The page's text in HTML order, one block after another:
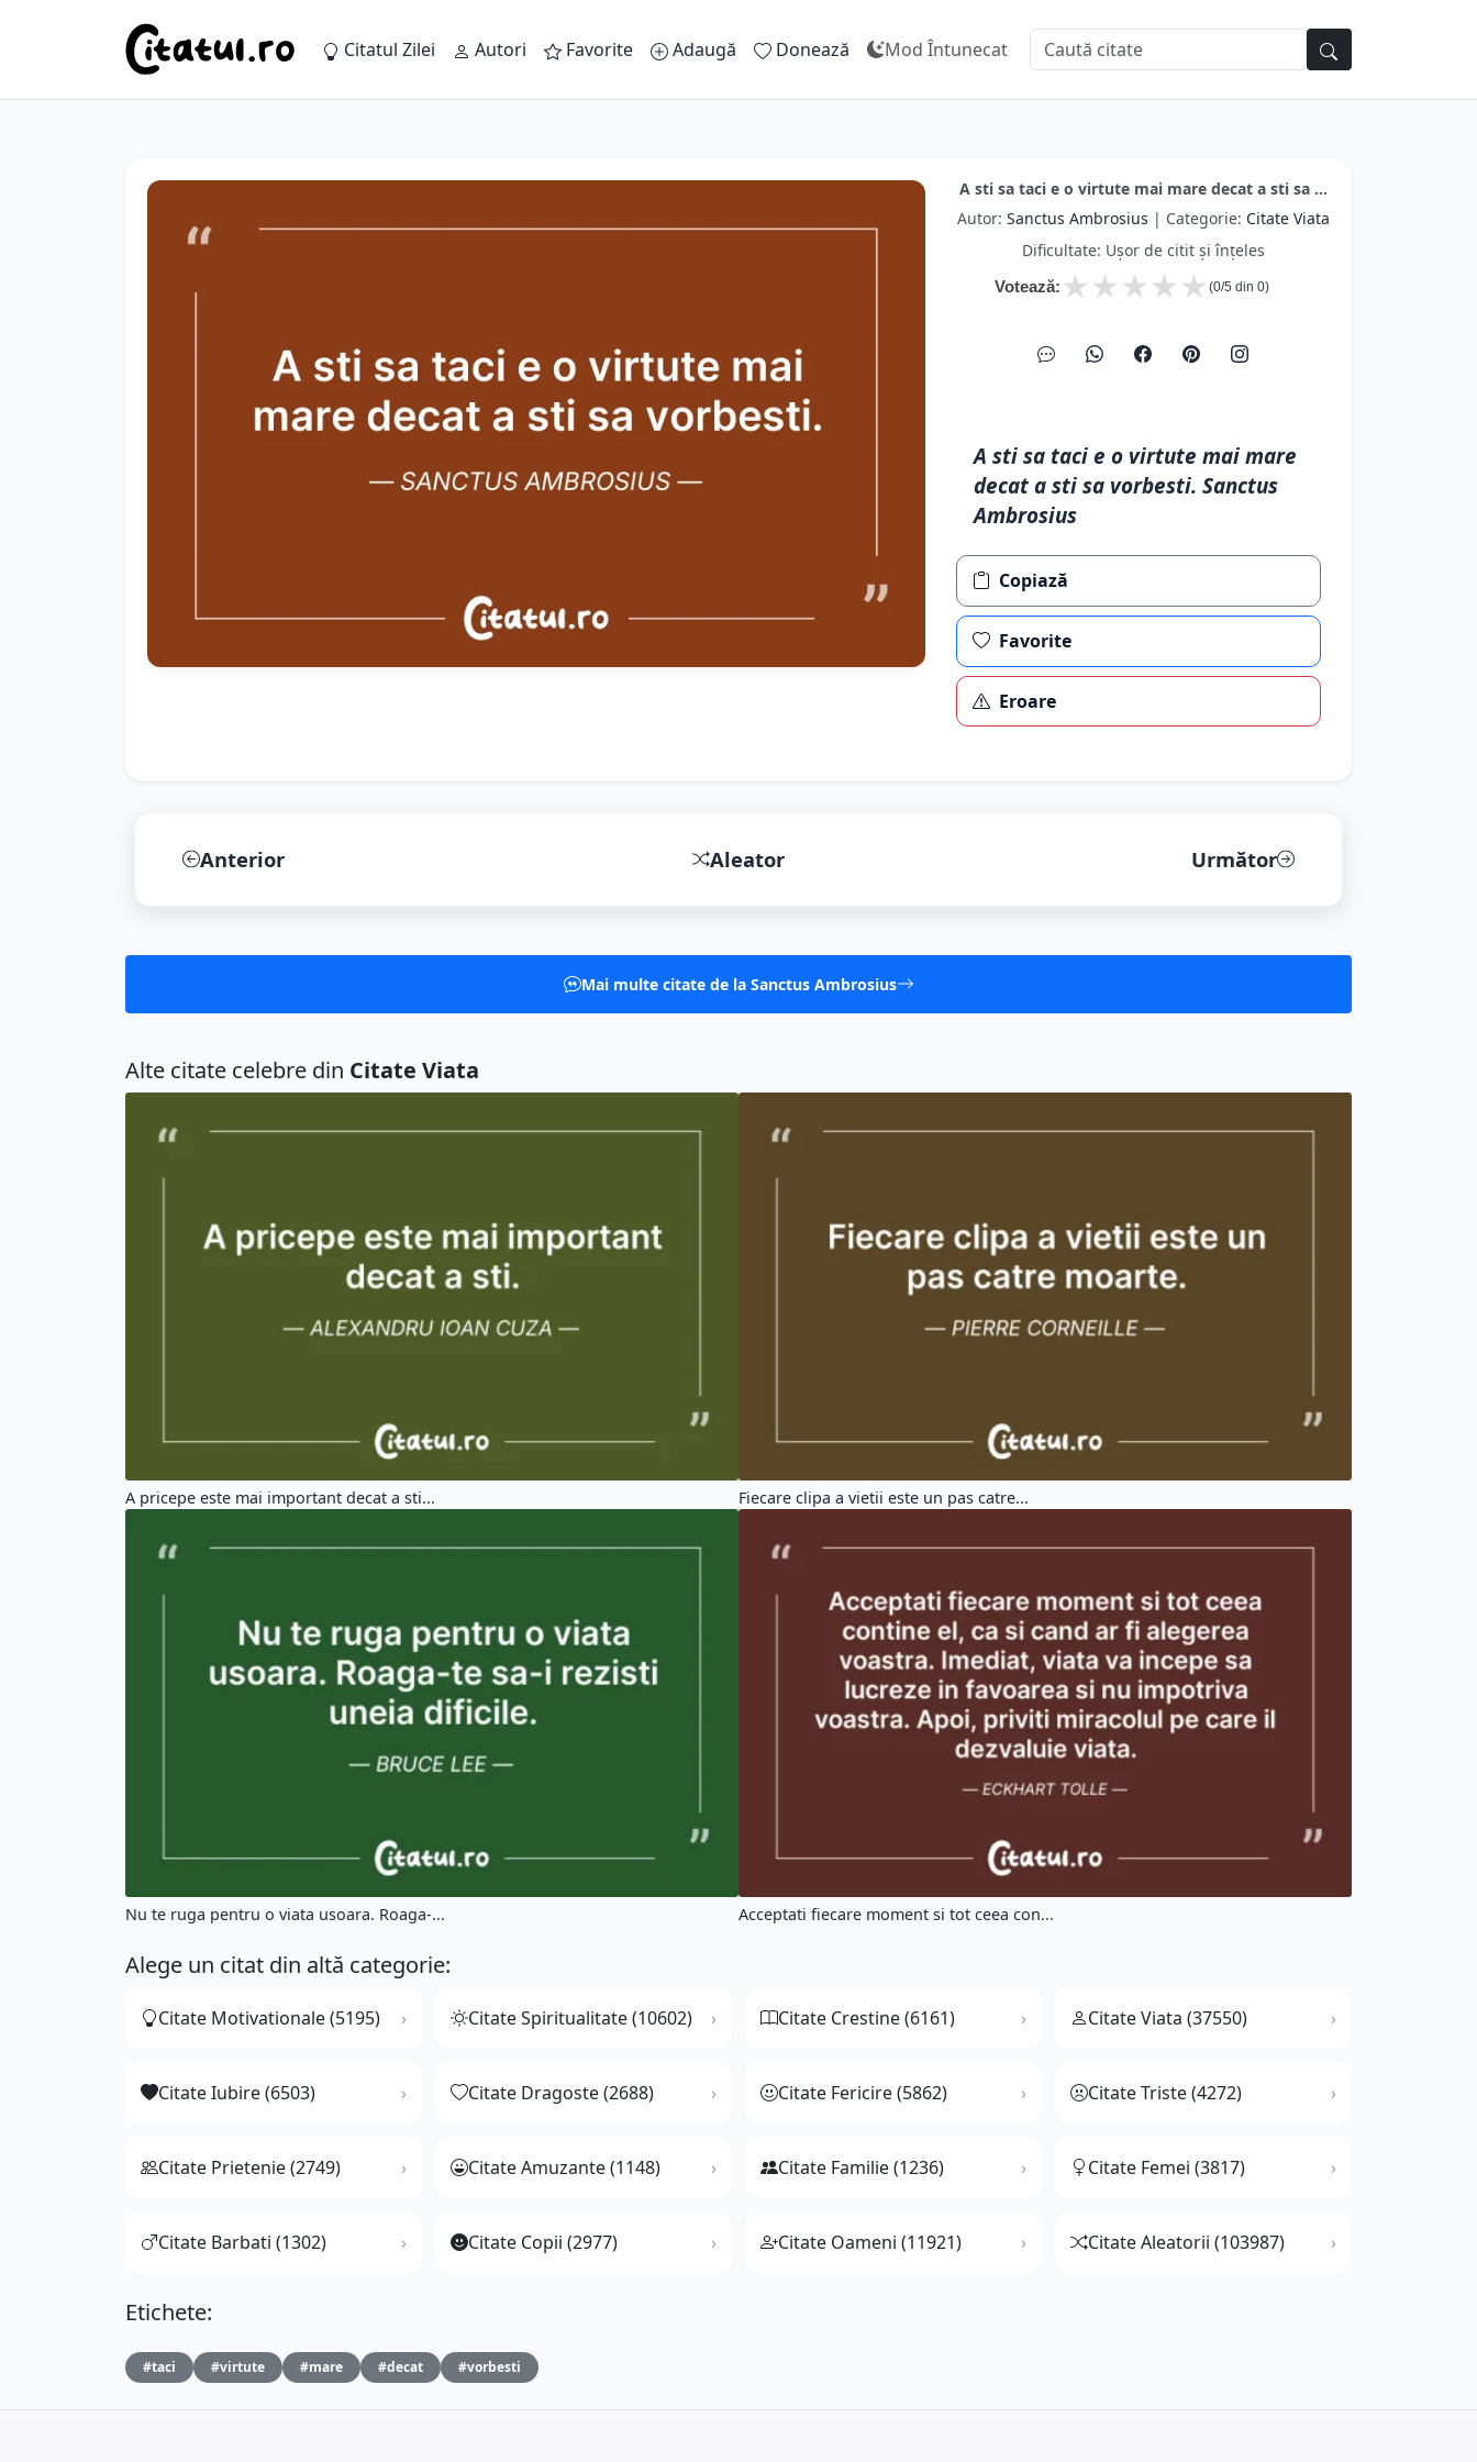
Citatul Zilei Autori Favorite Adaugă Donează Mod Întunecat
A sti sa taci e o virtute mai mare decat a sti sa ...
Autor: Sanctus Ambrosius | Categorie: Citate Viata
Dificultate: Ușor de citit și înțeles
Votează: ★
★
★
★
★ (0/5 din 0)
A sti sa taci e o virtute mai mare
decat a sti sa vorbesti. Sanctus
Ambrosius
Copiază
Favorite
Eroare
Anterior Aleator Următor
Mai multe citate de la Sanctus Ambrosius
Alte citate celebre din Citate Viata
A pricepe este mai important decat a sti... Fiecare clipa a vietii este un pas catre...
Nu te ruga pentru o viata usoara. Roaga-... Acceptati fiecare moment si tot ceea con...
Alege un citat din altă categorie:
Citate Motivationale (5195) Citate Spiritualitate (10602) Citate Crestine (6161) Citate Viata (37550)
Citate Iubire (6503) Citate Dragoste (2688) Citate Fericire (5862) Citate Triste (4272)
Citate Prietenie (2749) Citate Amuzante (1148) Citate Familie (1236) Citate Femei (3817)
Citate Barbati (1302) Citate Copii (2977) Citate Oameni (11921) Citate Aleatorii (103987)
Etichete:
#taci #virtute #mare #decat #vorbesti